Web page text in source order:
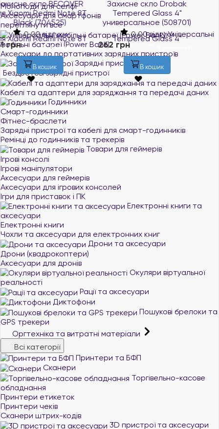
Моноподи для селфі
Аксесуари для смартфонів
переглянути все
Універсальні
мобільні батареї (Power Bank)
Аксесуари до портативних зарядних пристроїв
Зарядні пристрої
Бездротові зарядні пристрої
Кабелі та адаптери для заряджання та передачі даних
Годинники
Смарт-годинники
Фітнес-браслети
Зарядні пристрої та кабелі для смарт-годинників
Ремінці до годинників та трекерів
Товари для геймерів
Ігрові консолі
Ігрові маніпулятори
Аксесуари для геймерів
Аксесуари для ігрових консолей
Ігри для приставок і ПК
Електронні книги та
аксесуари
Електронні книги
Чохли та аксесуари для електронних книг
Дрони та аксесуари
Дрони (квадрокоптери)
Аксесуари для дронів
Окуляри віртуальної
реальності
Рації та аксесуари
Диктофони
Пошукові брелоки та
GPS трекери
Оргтехніка та витратні матеріали
Всі категорії
Принтери та БФП
Сканери
Торгівельно-касове
обладнання
Принтери етикеток
Принтери чеків
Сканери штрих-кодів
3D пристрої та аксесуари
Захисне скло Drobak
Tempered Glass 4"
универсальное (508701)
0.00 відгуки
В наявності
262 грн
В кошик
Захисне скло BeCover
для Samsung Galaxy A51
SM-A515 Black (704668)
0.00 відгуки
251 грн
В кошик